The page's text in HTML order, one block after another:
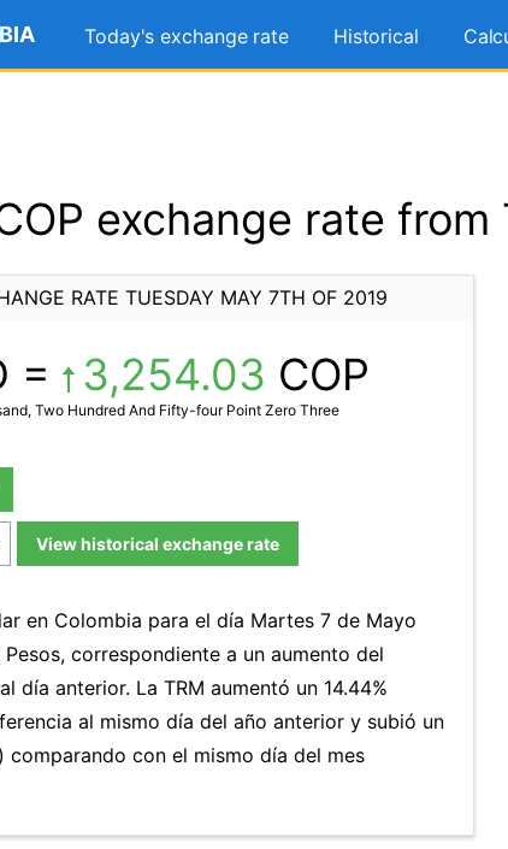
Today's exchange rate Historical
exchange rate
RATE TUESDAY MAY 7TH OF 2019
= 3,254.03 COP
Two Hundred And Fifty-four Point Zero Three
View historical exchange rate
en Colombia para el día Martes 7 de Mayo
correspondiente a un aumento del
día anterior. La TRM aumentó un 14.44%
al mismo día del año anterior y subió un
comparando con el mismo día del mes